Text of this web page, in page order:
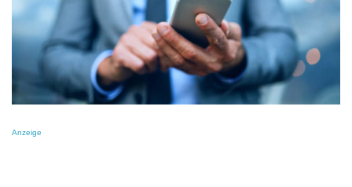
Anzeige